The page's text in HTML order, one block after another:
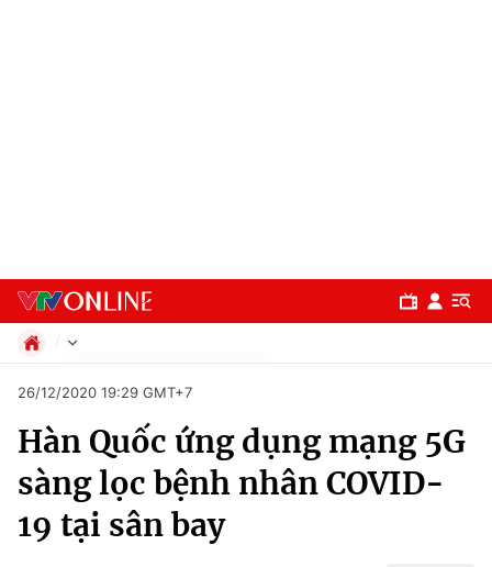
Chuyên mục
Chính trị
Xã hội
Pháp luật
Kinh tế
Thể thao
Truyền hình
Văn hóa - Giải trí
26/12/2020 19:29 GMT+7
Hàn Quốc ứng dụng mạng 5G
sàng lọc bệnh nhân COVID-
19 tại sân bay